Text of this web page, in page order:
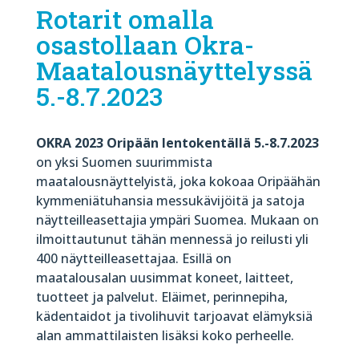
Rotarit omalla
osastollaan Okra-
Maatalousnäyttelyssä
5.-8.7.2023
OKRA 2023 Oripään lentokentällä 5.-8.7.2023
on yksi Suomen suurimmista
maatalousnäyttelyistä, joka kokoaa Oripäähän
kymmeniätuhansia messukävijöitä ja satoja
näytteilleasettajia ympäri Suomea. Mukaan on
ilmoittautunut tähän mennessä jo reilusti yli
400 näytteilleasettajaa. Esillä on
maatalousalan uusimmat koneet, laitteet,
tuotteet ja palvelut. Eläimet, perinnepiha,
kädentaidot ja tivolihuvit tarjoavat elämyksiä
alan ammattilaisten lisäksi koko perheelle.